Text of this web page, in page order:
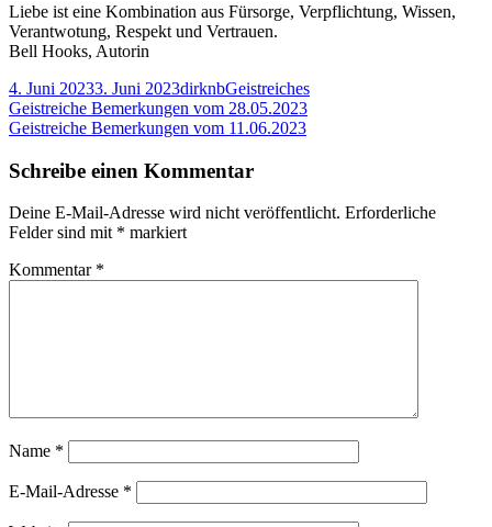
Liebe ist eine Kombination aus Fürsorge, Verpflichtung, Wissen,
Verantwotung, Respekt und Vertrauen.
Bell Hooks, Autorin
Veröffentlicht
am
4. Juni 20233. Juni 2023Autor
dirknbKategorien
Geistreiches
Beitragsnavigation
Vorheriger
Beitrag:
Geistreiche Bemerkungen vom 28.05.2023
Nächster
Geistreiche Bemerkungen vom 11.06.2023
Schreibe einen Kommentar
Deine E-Mail-Adresse wird nicht veröffentlicht. Erforderliche
Felder sind mit * markiert
Kommentar *
Name *
E-Mail-Adresse *